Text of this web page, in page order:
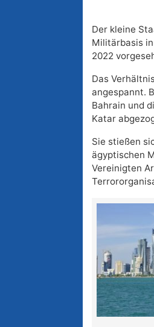
Der kleine
Militärbasis
2022
Das
angespannt.
Bahrain und
Katar
Sie stießen
ägyptischen
Vereinigten